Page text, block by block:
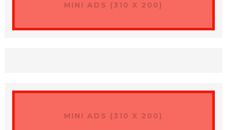
MINI ADS (310 X 200)
MINI ADS (310 X 200)